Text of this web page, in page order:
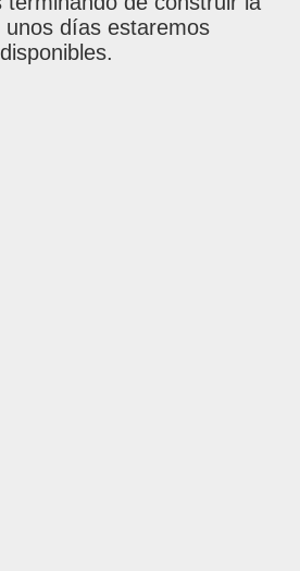
unos días estaremos
disponibles.